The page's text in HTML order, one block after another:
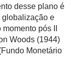
desse plano é
globalização e
pós II
Woods (1944)
Monetário